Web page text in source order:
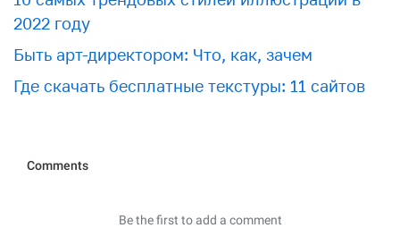
2022 году
Быть арт-директором: Что, как, зачем
Где скачать бесплатные текстуры: 11 сайтов